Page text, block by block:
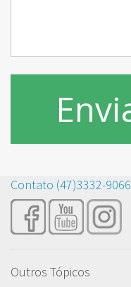
Contato (47)3332-9066
Outros Tópicos